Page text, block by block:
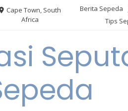
Cape Town, South
Africa
Berita Sepeda
Tips